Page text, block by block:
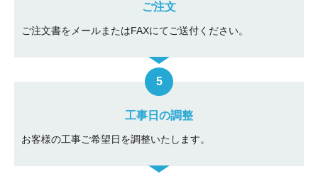
ご注文
ご注文書をメールまたはFAXにてご送付ください。
工事日の調整
お客様の工事ご希望日を調整いたします。